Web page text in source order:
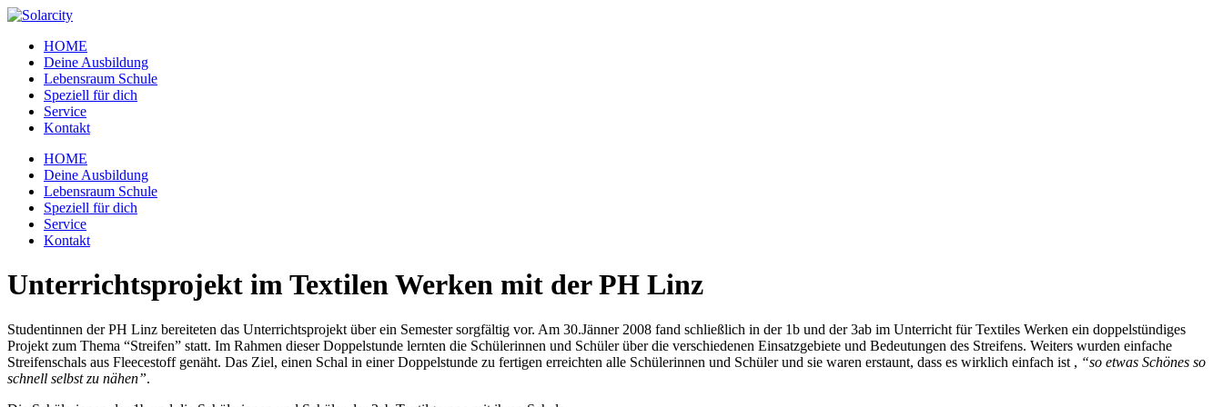
Zum
wechselnHOME
Deine Ausbildung
Lebensraum Schule
Speziell für dich
Service
Kontakt
Menü
HOME
Deine Ausbildung
Lebensraum Schule
Speziell für dich
Service
Kontakt
Unterrichtsprojekt im Textilen Werken mit der PH Linz
Studentinnen der PH Linz bereiteten das Unterrichtsprojekt über ein Semester sorgfältig vor. Am 30.Jänner 2008 fand schließlich in der 1b und der 3ab im Unterricht für Textiles Werken ein doppelstündiges
Projekt zum Thema “Streifen” statt. Im Rahmen dieser Doppelstunde lernten die Schülerinnen und Schüler über die verschiedenen Einsatzgebiete und Bedeutungen des Streifens. Weiters wurden einfache
Streifenschals aus Fleecestoff genäht. Das Ziel, einen Schal in einer Doppelstunde zu fertigen erreichten alle Schülerinnen und Schüler und sie waren erstaunt, dass es wirklich einfach ist , “so etwas Schönes so
schnell selbst zu nähen”.